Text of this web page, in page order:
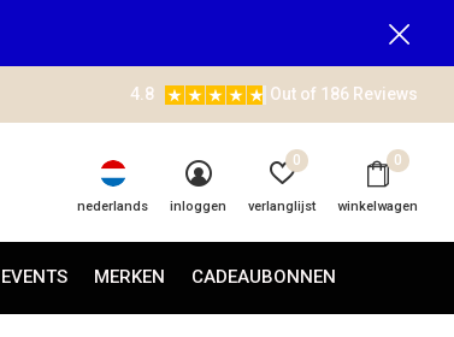
EVENTS MERKEN CADEAUBONNEN
nederlands inloggen verlanglijst
0
winkelwagen
0
4.8 Out of 186 Reviews